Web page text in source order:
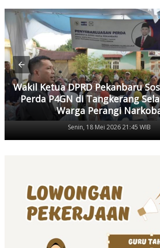
Wakil Ketua DPRD Pekanbaru
Perda P4GN di Tangkerang
Warga Perangi
Senin, 18 Mei 2026 21:45 WIB